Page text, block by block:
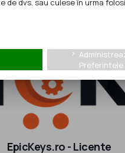
din gama De Lux, Premium Plus
EpicKeys.ro - Licente
keyboard_arrow_right
Preferintele